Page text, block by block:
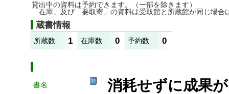
貸出中の資料は予約できます。（一部を除きます）
「在庫」及び「要取寄」の資料は受取館と所蔵館が同じ場合
蔵書情報
所蔵数 1 在庫数 0 予約数 0
書名 消耗せずに成果